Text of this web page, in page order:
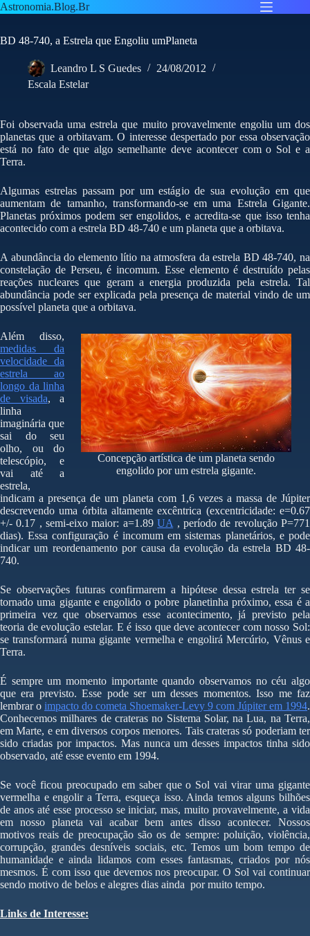
Pular
para
conteúdo
Astronomia.Blog.Br
BD 48-740, a Estrela que Engoliu umPlaneta
Leandro L S Guedes
24/08/2012
Escala Estelar
Foi observada uma estrela que muito provavelmente engoliu um dos
planetas que a orbitavam. O interesse despertado por essa observação
está no fato de que algo semelhante deve acontecer com o Sol e a
Terra.
Algumas estrelas passam por um estágio de sua evolução em que
aumentam de tamanho, transformando-se em uma Estrela Gigante.
Planetas próximos podem ser engolidos, e acredita-se que isso tenha
acontecido com a estrela BD 48-740 e um planeta que a orbitava.
A abundância do elemento lítio na atmosfera da estrela BD 48-740, na
constelação de Perseu, é incomum. Esse elemento é destruído pelas
reações nucleares que geram a energia produzida pela estrela. Tal
abundância pode ser explicada pela presença de material vindo de um
possível planeta que a orbitava.
Concepção artística de um planeta sendo
engolido por um estrela gigante.
Além disso,
medidas da
velocidade da
estrela ao
longo da linha
de visada, a
linha
imaginária que
sai do seu
olho, ou do
telescópio, e
vai até a
estrela,
indicam a presença de um planeta com 1,6 vezes a massa de Júpiter
descrevendo uma órbita altamente excêntrica (excentricidade: e=0.67
+/- 0.17 , semi-eixo maior: a=1.89UA , período de revolução P=771
dias). Essa configuração é incomum em sistemas planetários, e pode
indicar um reordenamento por causa da evolução da estrela BD 48-
740.
Se observações futuras confirmarem a hipótese dessa estrela ter se
tornado uma gigante e engolido o pobre planetinha próximo, essa é a
primeira vez que observamos esse acontecimento, já previsto pela
teoria de evolução estelar. E é isso que deve acontecer com nosso Sol:
se transformará numa gigante vermelha e engolirá Mercúrio, Vênus e
Terra.
É sempre um momento importante quando observamos no céu algo
que era previsto. Esse pode ser um desses momentos. Isso me faz
lembrar o impacto do cometa Shoemaker-Levy 9 com Júpiter em 1994.
Conhecemos milhares de crateras no Sistema Solar, na Lua, na Terra,
em Marte, e em diversos corpos menores. Tais crateras só poderiam ter
sido criadas por impactos. Mas nunca um desses impactos tinha sido
observado, até esse evento em 1994.
Se você ficou preocupado em saber que o Sol vai virar uma gigante
vermelha e engolir a Terra, esqueça isso. Ainda temos alguns bilhões
de anos até esse processo se iniciar, mas, muito provavelmente, a vida
em nosso planeta vai acabar bem antes disso acontecer. Nossos
motivos reais de preocupação são os de sempre: poluição, violência,
corrupção, grandes desníveis sociais, etc. Temos um bom tempo de
humanidade e ainda lidamos com esses fantasmas, criados por nós
mesmos. É com isso que devemos nos preocupar. O Sol vai continuar
sendo motivo de belos e alegres dias ainda por muito tempo.
Links de Interesse: